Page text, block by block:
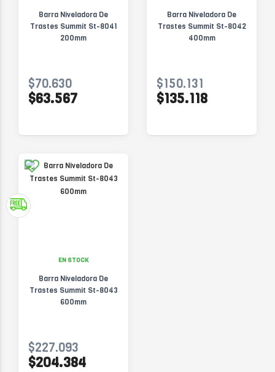
Barra Niveladora De
Trastes Summit St-8041
200mm
$70.630
$63.567
Barra Niveladora De
Trastes Summit St-8042
400mm
$150.131
$135.118
EN STOCK
Barra Niveladora De
Trastes Summit St-8043
600mm
$227.093
$204.384